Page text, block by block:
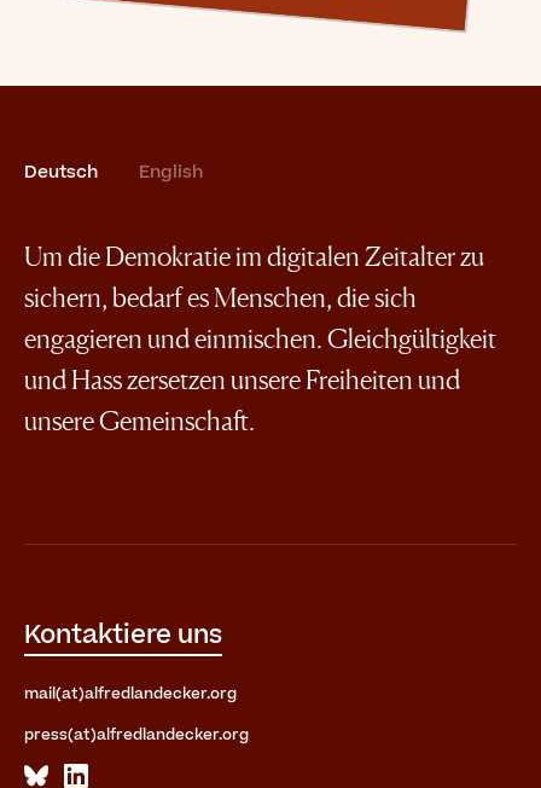
Deutsch English
Um die Demokratie im digitalen Zeitalter zu
sichern, bedarf es Menschen, die sich
engagieren und einmischen. Gleichgültigkeit
und Hass zersetzen unsere Freiheiten und
unsere Gemeinschaft.
Kontaktiere uns
mail(at)alfredlandecker.org
press(at)alfredlandecker.org